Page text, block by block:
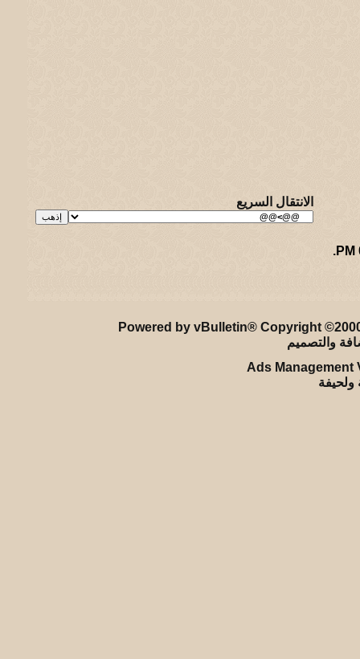
الانتقال السريع
.
Powered by vBulletin® Copyright
Ads Management
ولحيفة